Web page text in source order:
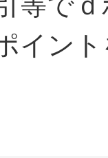
イン